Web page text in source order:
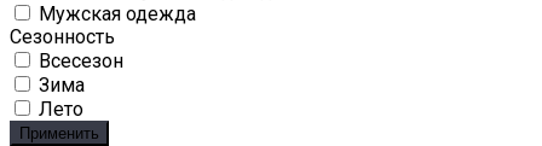
Мужская одежда
Сезонность
Всесезон
Зима
Лето